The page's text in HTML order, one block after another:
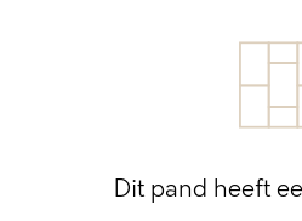
Dit pand heeft